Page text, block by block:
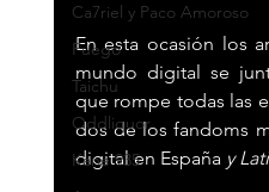
Ca7riel y Paco Amoroso
Fuego
Taichu
Oddliquor
Kane 935
En esta ocasión los
mundo digital se
que rompe todas las
dos de los fandoms
digital en España y